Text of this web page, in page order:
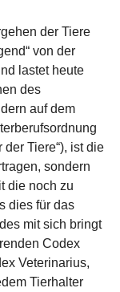
der Tiere
von der
lastet heute
des
auf dem
Tiere“), ist die
sondern
die noch zu
dies für das
mit sich bringt
Codex
Veterinarius,
Tierhalter